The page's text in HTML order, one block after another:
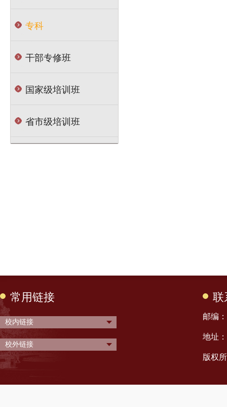
专科
干部专修班
国家级培训班
省市级培训班
常用链接
校内链接
校外链接
联
邮编
地址
版权